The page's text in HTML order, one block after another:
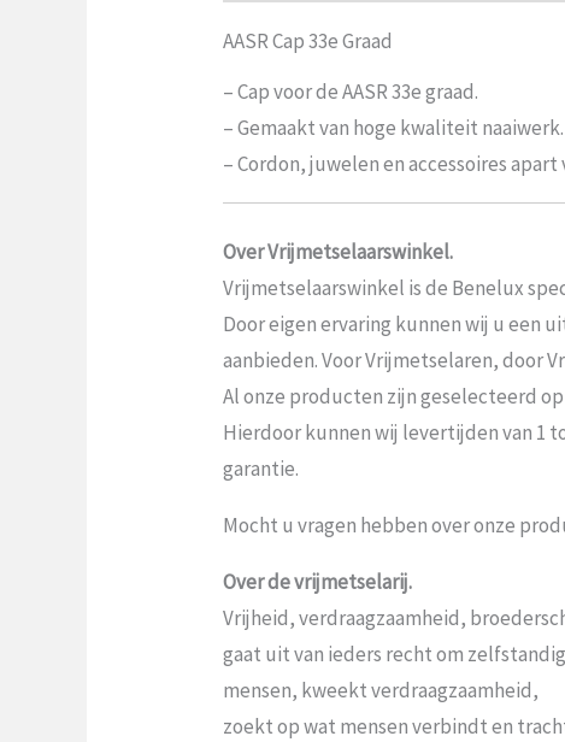
AASR Cap 33e Graad
– Cap voor de AASR 33e graad.
– Gemaakt van hoge kwaliteit naaiwerk.
– Cordon, juwelen en accessoires apart
Over Vrijmetselaarswinkel.
Vrijmetselaarswinkel is de Benelux
Door eigen ervaring kunnen wij u een
aanbieden. Voor Vrijmetselaren, door
Al onze producten zijn geselecteerd
Hierdoor kunnen wij levertijden van 1
garantie.
Mocht u vragen hebben over onze
Over de vrijmetselarij.
Vrijheid, verdraagzaamheid,
gaat uit van ieders recht om
mensen, kweekt verdraagzaamheid,
zoekt op wat mensen verbindt en